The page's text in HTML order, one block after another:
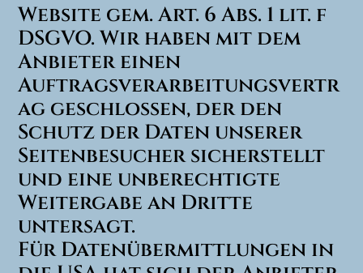
Website gem. Art. 6 Abs. 1 lit. f
DSGVO. Wir haben mit dem
Anbieter einen
Auftragsverarbeitungsvertr
ag geschlossen, der den
Schutz der Daten unserer
Seitenbesucher sicherstellt
und eine unberechtigte
Weitergabe an Dritte
untersagt.
Für Datenübermittlungen in